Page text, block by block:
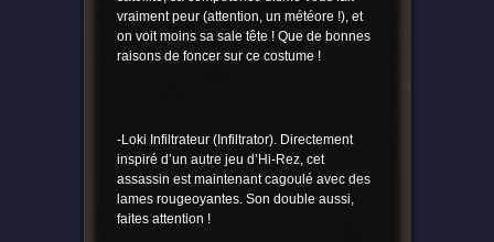
vraiment peur (attention, un météore !), et
on voit moins sa sale tête ! Que de bonnes
raisons de foncer sur ce costume !
-Loki Infiltrateur (Infiltrator). Directement
inspiré d’un autre jeu d’Hi-Rez, cet
assassin est maintenant cagoulé avec des
lames rougeoyantes. Son double aussi,
faites attention !